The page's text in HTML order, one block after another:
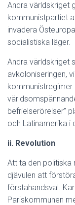
Andra världskriget
kommunistpartiet
invadera
socialistiska läger.
Andra världskriget
avkoloniseringen,
befrielserörelser”
och Latinamerika i
ii. Revolution
Att ta den
djävulen att
förstahandsval.
Pariskommunen